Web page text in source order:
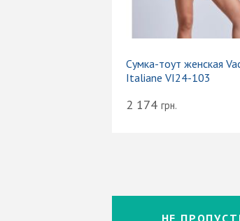
Сумка-тоут женская
Italiane VI24-103
2 174 грн.
НЕ